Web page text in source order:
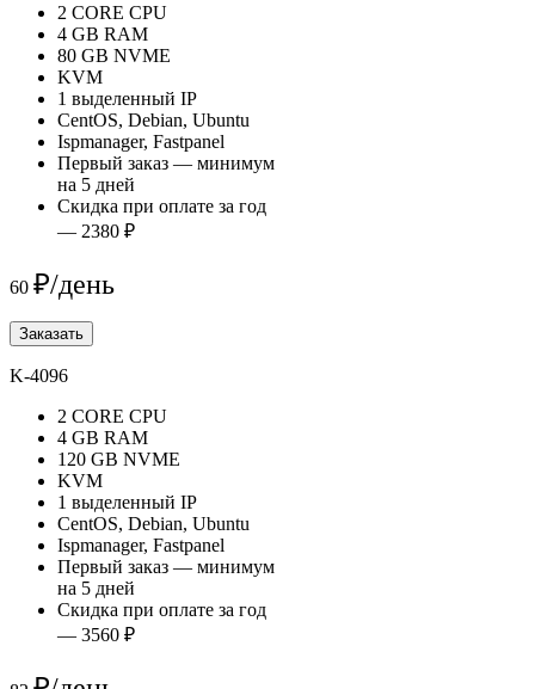
2 CORE CPU
4 GB RAM
80 GB NVME
KVM
1 выделенный IP
CentOS, Debian, Ubuntu
Ispmanager, Fastpanel
Первый заказ — минимум
на 5 дней
Скидка при оплате за год
— 2380 ₽
60 ₽/день
Заказать
K-4096
2 CORE CPU
4 GB RAM
120 GB NVME
KVM
1 выделенный IP
CentOS, Debian, Ubuntu
Ispmanager, Fastpanel
Первый заказ — минимум
на 5 дней
Скидка при оплате за год
— 3560 ₽